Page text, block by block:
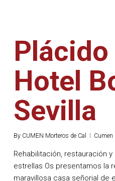
Plácido
Hotel
Sevilla
By CUMEN Morteros de Cal Cumen
Rehabilitación, restauración
estrellas Os presentamos la
maravillosa casa señorial de